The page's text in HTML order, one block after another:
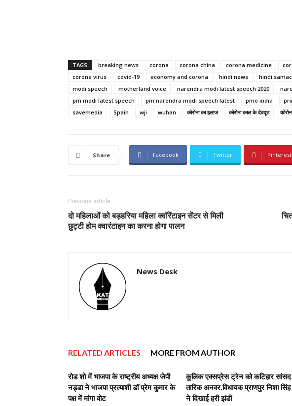
TAGS breaking news corona corona china corona medicine
corona virus
covid-19 economy and corona hindi news hindi
modi speech
motherland voice narendra modi latest speech 2020
pm modi latest speech
pm narendra modi speech latest pmo india
savemedia
Spain wji wuhan कोरोना का इलाज कोरोना काल के देवदूत
Share Facebook Twitter Pinterest
Previous article
दो महिलाओं को बड़हरिया महिला क्वॉरेंटाइन सेंटर से मिली
छुट्टी होम क्वारंटाइन का करना होगा पालन
News Desk
RELATED ARTICLES MORE FROM AUTHOR
रोड शो में भाजपा के राष्ट्रीय अध्यक्ष जेपी
नड्डा ने भाजपा प्रत्याशी डॉ प्रेम कुमार के
पक्ष में मांगा वोट
कुलिक एक्सप्रेस ट्रेन को कटिहार सांसद
तारिक अनवर,विधायक प्राणपुर निशा सिंह
ने दिखाई हरी झंडी